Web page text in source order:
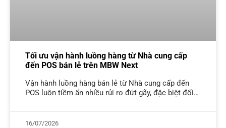
Tối ưu vận hành luồng hàng từ Nhà cung cấp
đến POS bán lẻ trên MBW Next
Vận hành luồng hàng bán lẻ từ Nhà cung cấp đến
POS luôn tiềm ẩn nhiều rủi ro đứt gãy, đặc biệt đối
16/07/2026